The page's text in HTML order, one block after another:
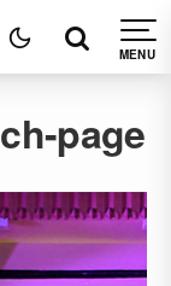
page